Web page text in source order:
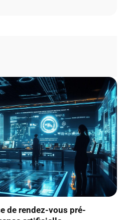
de rendez-vous pré-